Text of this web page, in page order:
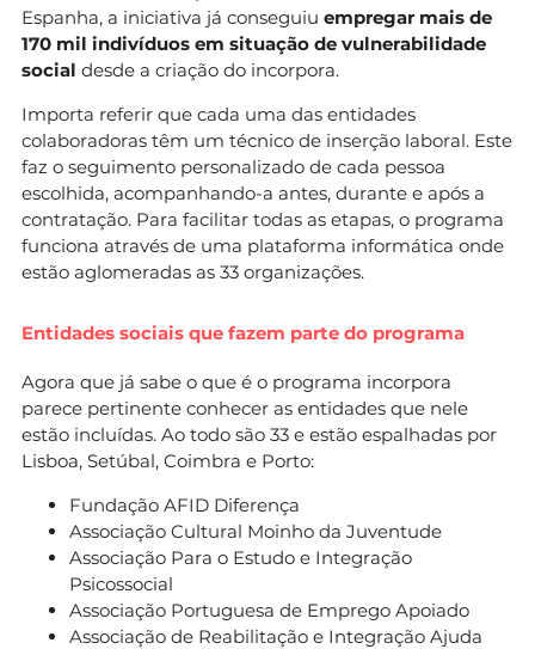
Espanha, a iniciativa já conseguiu empregar mais de
170 mil indivíduos em situação de vulnerabilidade
social desde a criação do incorpora.
Importa referir que cada uma das entidades
colaboradoras têm um técnico de inserção laboral. Este
faz o seguimento personalizado de cada pessoa
escolhida, acompanhando-a antes, durante e após a
contratação. Para facilitar todas as etapas, o programa
funciona através de uma plataforma informática onde
estão aglomeradas as 33 organizações.
Entidades sociais que fazem parte do programa
Agora que já sabe o que é o programa incorpora
parece pertinente conhecer as entidades que nele
estão incluídas. Ao todo são 33 e estão espalhadas por
Lisboa, Setúbal, Coimbra e Porto:
Fundação AFID Diferença
Associação Cultural Moinho da Juventude
Associação Para o Estudo e Integração
Psicossocial
Associação Portuguesa de Emprego Apoiado
Associação de Reabilitação e Integração Ajuda